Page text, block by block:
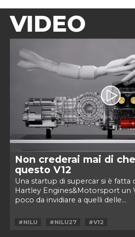
VIDEO
Non crederai mai di
questo V12
Una startup di supercar si è fatta
Hartley Engines&Motorsport un
poco da invidiare a quelli delle...
#NILU #NILU27 #V12